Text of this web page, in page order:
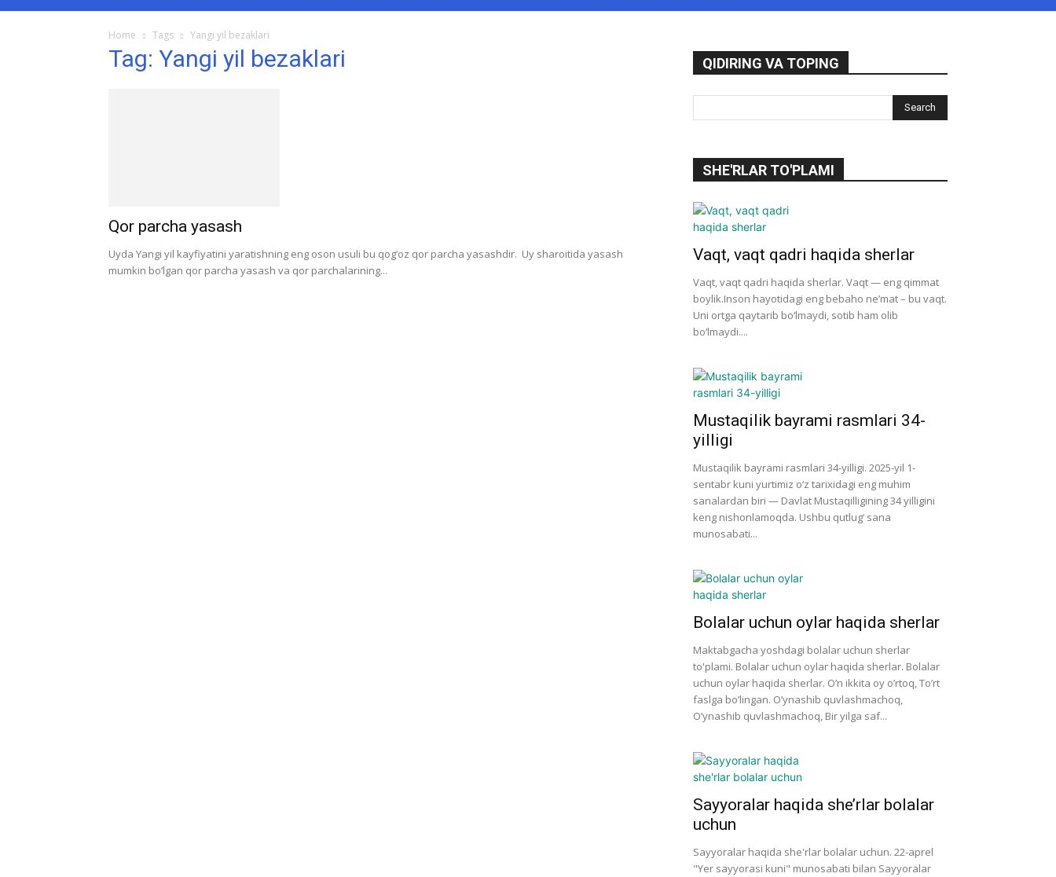
Home Tags Yangi yil bezaklari
Tag: Yangi yil bezaklari
Qor parcha yasash
Uyda Yangi yil kayfiyatini yaratishning eng oson usuli bu qog‘oz qor parcha yasashdir. Uy sharoitida yasash
mumkin bo‘lgan qor parcha yasash va qor parchalarining...
QIDIRING VA TOPING
SHE'RLAR TO'PLAMI
Vaqt, vaqt qadri haqida sherlar
Vaqt, vaqt qadri haqida sherlar. Vaqt — eng qimmat
boylik.Inson hayotidagi eng bebaho ne’mat – bu vaqt.
Uni ortga qaytarib bo‘lmaydi, sotib ham olib
bo‘lmaydi....
Mustaqilik bayrami rasmlari 34-
yilligi
Mustaqilik bayrami rasmlari 34-yilligi. 2025-yil 1-
sentabr kuni yurtimiz o‘z tarixidagi eng muhim
sanalardan biri — Davlat Mustaqilligining 34 yilligini
keng nishonlamoqda. Ushbu qutlug‘ sana
munosabati...
Bolalar uchun oylar haqida sherlar
Maktabgacha yoshdagi bolalar uchun sherlar
to'plami. Bolalar uchun oylar haqida sherlar. Bolalar
uchun oylar haqida sherlar. O’n ikkita oy o’rtoq, To’rt
faslga bo’lingan. O’ynashib quvlashmachoq,
O’ynashib quvlashmachoq, Bir yilga saf...
Sayyoralar haqida she’rlar bolalar
uchun
Sayyoralar haqida she'rlar bolalar uchun. 22-aprel
"Yer sayyorasi kuni" munosabati bilan Sayyoralar